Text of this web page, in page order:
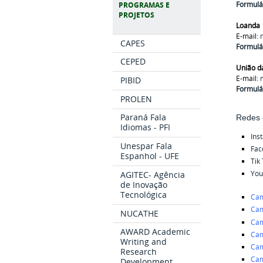
PROGRAMAS E
PROJETOS
CAPES
CEPED
PIBID
PROLEN
Paraná Fala
Idiomas - PFI
Unespar Fala
Espanhol - UFE
AGITEC- Agência
de Inovação
Tecnológica
NUCATHE
AWARD Academic
Writing and
Research
Loanda
E-mail:
União
E-mail:
Redes
Tik